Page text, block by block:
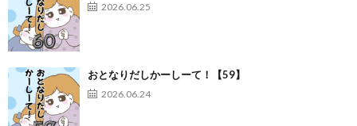
2026.06.25
おとなりだしかーしーて！【59】
2026.06.24